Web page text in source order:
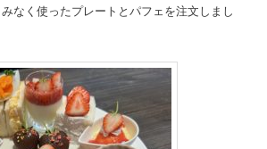
なく使ったプレートとパフェを注文しまし